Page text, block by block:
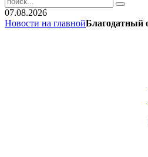
07.08.2026
Новости на главнойБлагодатный